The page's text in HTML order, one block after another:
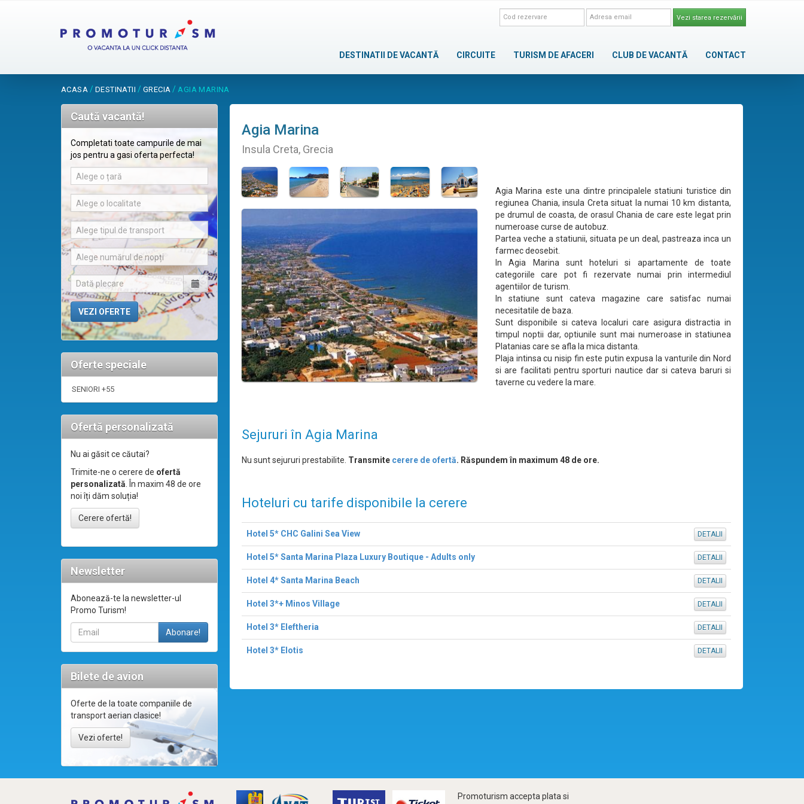
Vezi starea rezervării
DESTINATII DE VACANTĂ CIRCUITE TURISM DE AFACERI CLUB DE VACANTĂ CONTACT
ACASA / DESTINATII / GRECIA /AGIA MARINA
Caută vacantă!
Completati toate campurile de mai
jos pentru a gasi oferta perfecta!
Alege o țară
Alege o localitate
Alege tipul de transport
Alege numărul de nopți
Oferte speciale
SENIORI +55
Ofertă personalizată
Nu ai găsit ce căutai?
Trimite-ne o cerere de ofertă
personalizată. În maxim 48 de ore
noi îți dăm soluția!
Cerere ofertă!
Newsletter
Abonează-te la newsletter-ul
Promo Turism!
Bilete de avion
Oferte de la toate companiile de
transport aerian clasice!
Vezi oferte!
Agia Marina
Insula Creta, Grecia
Agia Marina este una dintre principalele statiuni turistice din
regiunea Chania, insula Creta situat la numai 10 km distanta,
pe drumul de coasta, de orasul Chania de care este legat prin
numeroase curse de autobuz.
Partea veche a statiunii, situata pe un deal, pastreaza inca un
farmec deosebit.
In Agia Marina sunt hoteluri si apartamente de toate
categoriile care pot fi rezervate numai prin intermediul
agentiilor de turism.
In statiune sunt cateva magazine care satisfac numai
necesitatile de baza.
Sunt disponibile si cateva localuri care asigura distractia in
timpul noptii dar, optiunile sunt mai numeroase in statiunea
Platanias care se afla la mica distanta.
Plaja intinsa cu nisip fin este putin expusa la vanturile din Nord
si are facilitati pentru sporturi nautice dar si cateva baruri si
taverne cu vedere la mare.
Sejururi în Agia Marina
Nu sunt sejururi prestabilite. Transmite cerere de ofertă. Răspundem în maximum 48 de ore.
Hoteluri cu tarife disponibile la cerere
Hotel 5* CHC Galini Sea View DETALII
Hotel 5* Santa Marina Plaza Luxury Boutique - Adults only DETALII
Hotel 4* Santa Marina Beach DETALII
Hotel 3*+ Minos Village DETALII
Hotel 3* Eleftheria DETALII
Hotel 3* Elotis DETALII
Promoturism accepta plata si